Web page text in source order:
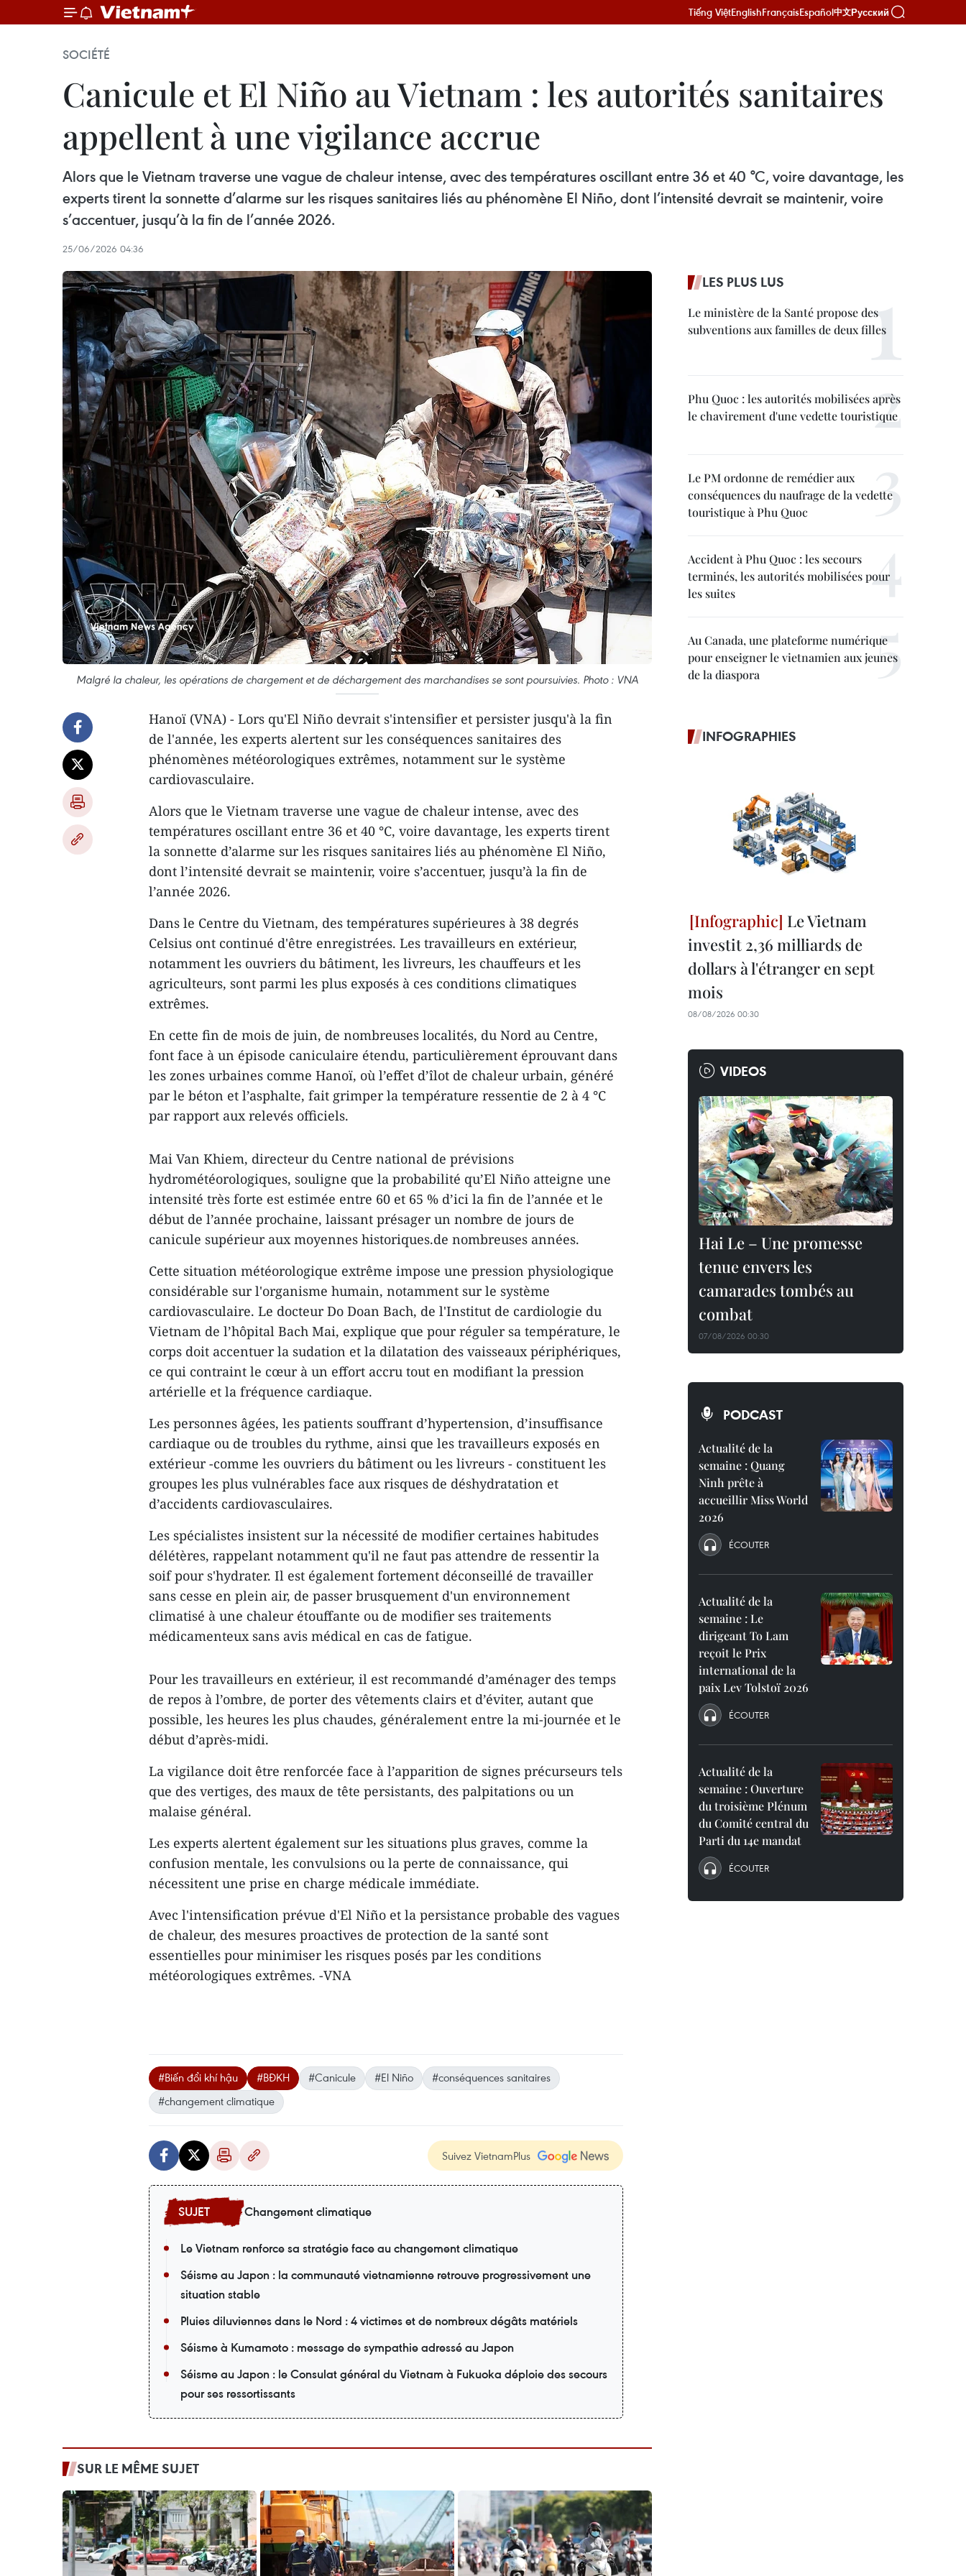
Tiếng ViệtEnglishFrançaisEspañol中文Русский
SOCIÉTÉ
Canicule et El Niño au Vietnam : les autorités sanitaires
appellent à une vigilance accrue
Alors que le Vietnam traverse une vague de chaleur intense, avec des températures oscillant entre 36 et 40 °C, voire davantage, les
experts tirent la sonnette d’alarme sur les risques sanitaires liés au phénomène El Niño, dont l’intensité devrait se maintenir, voire
s’accentuer, jusqu’à la fin de l’année 2026.
25/06/2026 04:36
Malgré la chaleur, les opérations de chargement et de déchargement des marchandises se sont poursuivies. Photo : VNA
Hanoï (VNA) - Lors qu'El Niño devrait s'intensifier et persister jusqu'à la fin
de l'année, les experts alertent sur les conséquences sanitaires des
phénomènes météorologiques extrêmes, notamment sur le système
cardiovasculaire.
Alors que le Vietnam traverse une vague de chaleur intense, avec des
températures oscillant entre 36 et 40 °C, voire davantage, les experts tirent
la sonnette d’alarme sur les risques sanitaires liés au phénomène El Niño,
dont l’intensité devrait se maintenir, voire s’accentuer, jusqu’à la fin de
l’année 2026.
Dans le Centre du Vietnam, des températures supérieures à 38 degrés
Celsius ont continué d'être enregistrées. Les travailleurs en extérieur,
notamment les ouvriers du bâtiment, les livreurs, les chauffeurs et les
agriculteurs, sont parmi les plus exposés à ces conditions climatiques
extrêmes.
En cette fin de mois de juin, de nombreuses localités, du Nord au Centre,
font face à un épisode caniculaire étendu, particulièrement éprouvant dans
les zones urbaines comme Hanoï, où l’effet d’îlot de chaleur urbain, généré
par le béton et l’asphalte, fait grimper la température ressentie de 2 à 4 °C
par rapport aux relevés officiels.
Mai Van Khiem, directeur du Centre national de prévisions
hydrométéorologiques, souligne que la probabilité qu’El Niño atteigne une
intensité très forte est estimée entre 60 et 65 % d’ici la fin de l’année et le
début de l’année prochaine, laissant présager un nombre de jours de
canicule supérieur aux moyennes historiques.de nombreuses années.
Cette situation météorologique extrême impose une pression physiologique
considérable sur l'organisme humain, notamment sur le système
cardiovasculaire. Le docteur Do Doan Bach, de l'Institut de cardiologie du
Vietnam de l’hôpital Bach Mai, explique que pour réguler sa température, le
corps doit accentuer la sudation et la dilatation des vaisseaux périphériques,
ce qui contraint le cœur à un effort accru tout en modifiant la pression
artérielle et la fréquence cardiaque.
Les personnes âgées, les patients souffrant d’hypertension, d’insuffisance
cardiaque ou de troubles du rythme, ainsi que les travailleurs exposés en
extérieur -comme les ouvriers du bâtiment ou les livreurs - constituent les
groupes les plus vulnérables face aux risques de déshydratation et
d’accidents cardiovasculaires.
Les spécialistes insistent sur la nécessité de modifier certaines habitudes
délétères, rappelant notamment qu'il ne faut pas attendre de ressentir la
soif pour s'hydrater. Il est également fortement déconseillé de travailler
sans cesse en plein air, de passer brusquement d'un environnement
climatisé à une chaleur étouffante ou de modifier ses traitements
médicamenteux sans avis médical en cas de fatigue.
Pour les travailleurs en extérieur, il est recommandé d’aménager des temps
de repos à l’ombre, de porter des vêtements clairs et d’éviter, autant que
possible, les heures les plus chaudes, généralement entre la mi-journée et le
début d’après-midi.
La vigilance doit être renforcée face à l’apparition de signes précurseurs tels
que des vertiges, des maux de tête persistants, des palpitations ou un
malaise général.
Les experts alertent également sur les situations plus graves, comme la
confusion mentale, les convulsions ou la perte de connaissance, qui
nécessitent une prise en charge médicale immédiate.
Avec l'intensification prévue d'El Niño et la persistance probable des vagues
de chaleur, des mesures proactives de protection de la santé sont
essentielles pour minimiser les risques posés par les conditions
météorologiques extrêmes. -VNA
#Biến đổi khí hậu #BĐKH #Canicule #El Niño
#conséquences sanitaires
#changement climatique
Suivez VietnamPlus
Changement climatique
Le Vietnam renforce sa stratégie face au changement climatique
Séisme au Japon : la communauté vietnamienne retrouve progressivement une
situation stable
Pluies diluviennes dans le Nord : 4 victimes et de nombreux dégâts matériels
Séisme à Kumamoto : message de sympathie adressé au Japon
Séisme au Japon : le Consulat général du Vietnam à Fukuoka déploie des secours
pour ses ressortissants
SUR LE MÊME SUJET
LES PLUS LUS
Le ministère de la Santé propose des
subventions aux familles de deux filles
Phu Quoc : les autorités mobilisées après
le chavirement d'une vedette touristique
Le PM ordonne de remédier aux
conséquences du naufrage de la vedette
touristique à Phu Quoc
Accident à Phu Quoc : les secours
terminés, les autorités mobilisées pour
les suites
Au Canada, une plateforme numérique
pour enseigner le vietnamien aux jeunes
de la diaspora
INFOGRAPHIES
Le Vietnam
investit 2,36 milliards de
dollars à l'étranger en sept
mois
08/08/2026 00:30
VIDEOS
Hai Le – Une promesse
tenue envers les
camarades tombés au
combat
07/08/2026 00:30
PODCAST
Actualité de la
semaine : Quang
Ninh prête à
accueillir Miss World
2026
ÉCOUTER
Actualité de la
semaine : Le
dirigeant To Lam
reçoit le Prix
international de la
paix Lev Tolstoï 2026
ÉCOUTER
Actualité de la
semaine : Ouverture
du troisième Plénum
du Comité central du
Parti du 14e mandat
ÉCOUTER